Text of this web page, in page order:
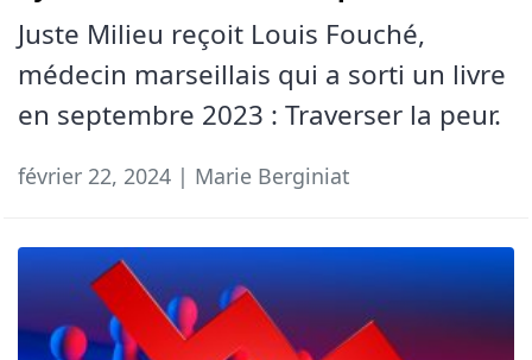
Juste Milieu reçoit Louis Fouché,
médecin marseillais qui a sorti un livre
en septembre 2023 : Traverser la peur.
février 22, 2024 | Marie Berginiat